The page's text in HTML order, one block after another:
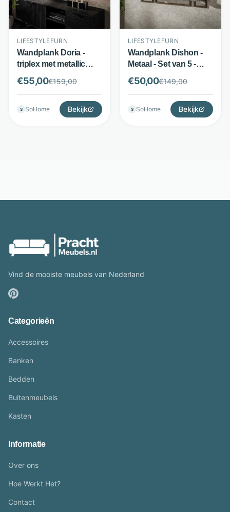
LIFESTYLEFURN
Wandplank Doria -
triplex met metallic
coating - 100 cm - grijs
- LifestyleFurn
€55,00€159,00
S SoHome Bekijk
LIFESTYLEFURN
Wandplank Dishon -
Metaal - Set van 5 -
Antiek brass -
LifestyleFurn
€50,00€149,00
S SoHome Bekijk
Vind de mooiste meubels van Nederland
Categorieën
Accessoires
Banken
Bedden
Buitenmeubels
Kasten
Informatie
Over ons
Hoe Werkt Het?
Contact